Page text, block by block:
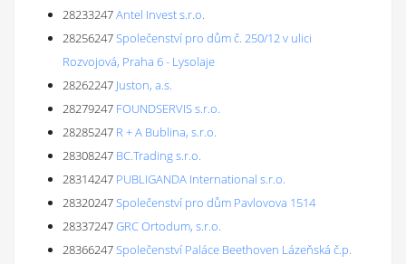
28233247Antel Invest s.r.o.
28256247Společenství pro dům č. 250/12 v ulici
Rozvojová, Praha 6 - Lysolaje
28262247 Juston, a.s.
28279247 FOUNDSERVIS s.r.o.
28285247 R + A Bublina, s.r.o.
28308247 BC.Trading s.r.o.
28314247 PUBLIGANDA International s.r.o.
28320247Společenství pro dům Pavlovova 1514
28337247GRC Ortodum, s.r.o.
28366247Společenství Paláce Beethoven Lázeňská č.p.